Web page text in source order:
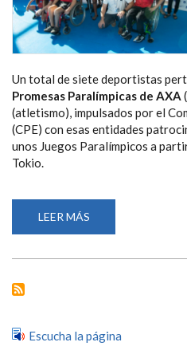
Un total de siete deportistas
Promesas Paralímpicas de AXA
(atletismo), impulsados por el
(CPE) con esas entidades
unos Juegos Paralímpicos a
Tokio.
LEER MÁS
ESPAÑOLAS
LIBERTY
DEBUTARÁN
Escucha la página